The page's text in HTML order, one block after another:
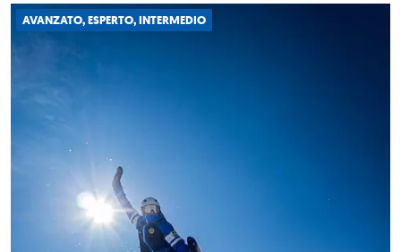
AVANZATO, ESPERTO, INTERMEDIO